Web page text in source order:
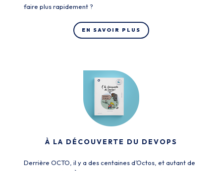
faire plus rapidement ?
EN SAVOIR PLUS
À LA DÉCOUVERTE DU DEVOPS
Derrière OCTO, il y a des centaines d’Octos, et autant de